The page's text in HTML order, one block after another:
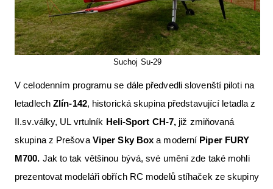
Suchoj Su-29
V celodenním programu se dále předvedli slovenští piloti na
letadlech Zlín-142, historická skupina představující letadla z
II.sv.války, UL vrtulník Heli-Sport CH-7, již zmiňovaná
skupina z Prešova Viper Sky Box a moderní Piper FURY
M700. Jak to tak většinou bývá, své umění zde také mohli
prezentovat modeláři obřích RC modelů stíhaček ze skupiny